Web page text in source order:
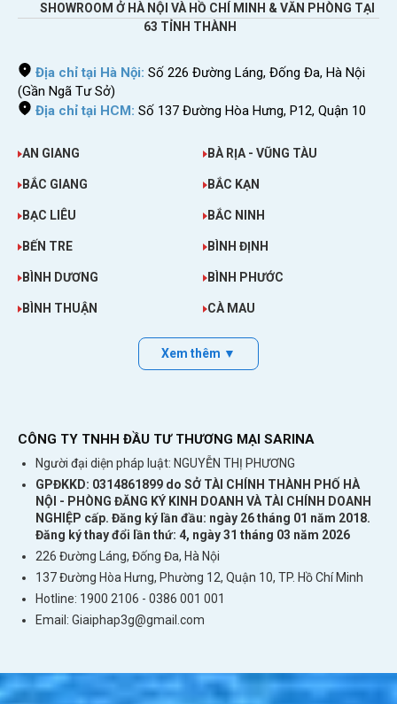
Mông Cổ có diện tích gấp 5 lần Việt Nam
nước này cũng có mật độ dân số thấp nhất thế
giới, chỉ 1.97 người/km². Đặc sản nổi bật của
Mông Cổ chính là “sự hoang vắng”. Tuy nhiên,
nghiệm đất nước này.
Sim Armenia – ESim Armenia – Sim 4G/5G Du Lịch
Armenia
Sim Bangladesh – ESim Bangladesh – Sim 4G/5G Du
Lịch Bangladesh
Sim Brunei – ESim Brunei – Sim 4G/5G Du Lịch
Brunei
Sim Peru – ESim Peru – Sim 4G/5G Du Lịch Peru
Ngành du lịch Mông Cổ hiện còn chậm phát
SHOWROOM Ở HÀ NỘI VÀ HỒ CHÍ MINH & VĂN PHÒNG TẠI
63 TỈNH THÀNH
Địa chỉ tại Hà Nội: Số 226 Đường Láng, Đống Đa, Hà Nội
(Gần Ngã Tư Sở)
Địa chỉ tại HCM: Số 137 Đường Hòa Hưng, P12, Quận 10
AN GIANG BÀ RỊA - VŨNG TÀU
BẮC GIANG BẮC KẠN
BẠC LIÊU BẮC NINH
BẾN TRE BÌNH ĐỊNH
BÌNH DƯƠNG BÌNH PHƯỚC
BÌNH THUẬN CÀ MAU
Xem thêm ▼
CÔNG TY TNHH ĐẦU TƯ THƯƠNG MẠI SARINA
Người đại diện pháp luật: NGUYỄN THỊ PHƯƠNG
GPĐKKD: 0314861899 do SỞ TÀI CHÍNH THÀNH PHỐ HÀ
NỘI - PHÒNG ĐĂNG KÝ KINH DOANH VÀ TÀI CHÍNH DOANH
NGHIỆP cấp. Đăng ký lần đầu: ngày 26 tháng 01 năm 2018.
Đăng ký thay đổi lần thứ: 4, ngày 31 tháng 03 năm 2026
226 Đường Láng, Đống Đa, Hà Nội
137 Đường Hòa Hưng, Phường 12, Quận 10, TP. Hồ Chí Minh
Hotline: 1900 2106 - 0386 001 001
Email: Giaiphap3g@gmail.com